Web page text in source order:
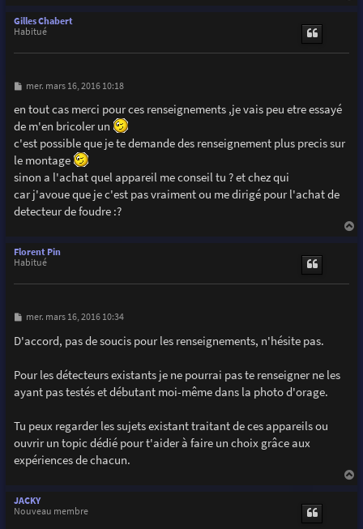
Gilles Chabert
Habitué
M
s
s
a
e
mer. mars 16, 2016 10:18
en tout cas merci pour ces renseignements ,je vais peu etre essayé
de m'en bricoler un
c'est possible que je te demande des renseignement plus precis sur
le montage
sinon a l'achat quel appareil me conseil tu ? et chez qui
car j'avoue que je c'est pas vraiment ou me dirigé pour l'achat de
detecteur de foudre :?
Florent Pin
Habitué
M
s
s
e
mer. mars 16, 2016 10:34
D'accord, pas de soucis pour les renseignements, n'hésite pas.
Pour les détecteurs existants je ne pourrai pas te renseigner ne les
ayant pas testés et débutant moi-même dans la photo d'orage.
Tu peux regarder les sujets existant traitant de ces appareils ou
ouvrir un topic dédié pour t'aider à faire un choix grâce aux
expériences de chacun.
JACKY
Nouveau membre